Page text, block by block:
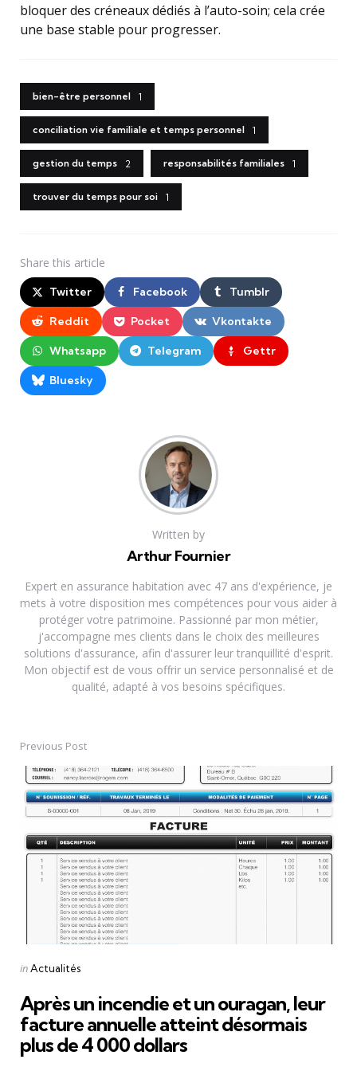
bloquer des créneaux dédiés à l’auto-soin; cela crée
une base stable pour progresser.
bien-être personnel 1
conciliation vie familiale et temps personnel 1
gestion du temps 2 responsabilités familiales 1
trouver du temps pour soi 1
Share this article
Twitter Facebook Tumblr
Reddit Pocket Vkontakte
Whatsapp Telegram Gettr
Bluesky
Written by
Arthur Fournier
Expert en assurance habitation avec 47 ans d'expérience, je
mets à votre disposition mes compétences pour vous aider à
protéger votre patrimoine. Passionné par mon métier,
j'accompagne mes clients dans le choix des meilleures
solutions d'assurance, afin d'assurer leur tranquillité d'esprit.
Mon objectif est de vous offrir un service personnalisé et de
qualité, adapté à vos besoins spécifiques.
Post
navigation
Previous Post
Posted
inActualités
Après un incendie et un ouragan, leur
facture annuelle atteint désormais
plus de 4 000 dollars